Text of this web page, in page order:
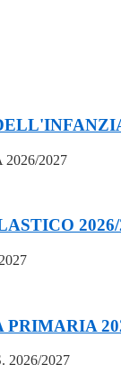
2027
2026/
2026/2027